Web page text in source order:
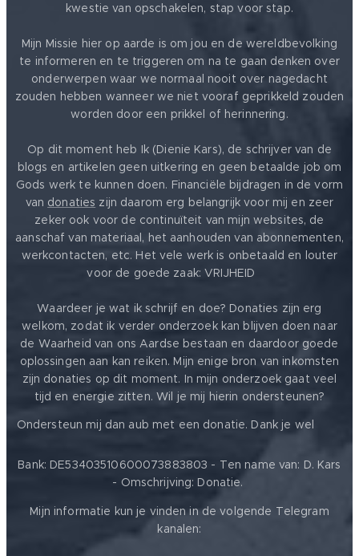
kwestie van opschakelen, stap voor stap.
Mijn Missie hier op aarde is om jou en de wereldbevolking
te informeren en te triggeren om na te gaan denken over
onderwerpen waar we normaal nooit over nagedacht
zouden hebben wanneer we niet vooraf geprikkeld zouden
worden door een prikkel of herinnering.
Op dit moment heb Ik (Dienie Kars), de schrijver van de
blogs en artikelen geen uitkering en geen betaalde job om
Gods werk te kunnen doen. Financiële bijdragen in de vorm
van donaties zijn daarom erg belangrijk voor mij en zeer
zeker ook voor de continuïteit van mijn websites, de
aanschaf van materiaal, het aanhouden van abonnementen,
werkcontacten, etc. Het vele werk is onbetaald en louter
voor de goede zaak: VRIJHEID ❤️
Waardeer je wat ik schrijf en doe? Donaties zijn erg
welkom, zodat ik verder onderzoek kan blijven doen naar
de Waarheid van ons Aardse bestaan en daardoor goede
oplossingen aan kan reiken. Mijn enige bron van inkomsten
zijn donaties op dit moment. In mijn onderzoek gaat veel
tijd en energie zitten. Wil je mij hierin ondersteunen?
Ondersteun mij dan aub met een donatie. Dank je wel
Bank: DE53403510600073883803 - Ten name van: D. Kars
- Omschrijving: Donatie.
Mijn informatie kun je vinden in de volgende Telegram
kanalen: